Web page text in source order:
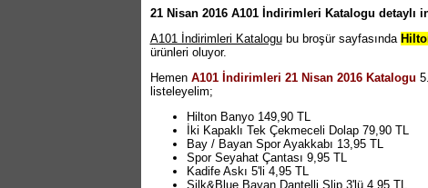
21 Nisan 2016 A101 İndirimleri Katalogu detaylı
A101 İndirimleri Katalogubu broşür sayfasında
ürünleri oluyor.
Hemen A101 İndirimleri 21 Nisan 2016 Katalogu
listeleyelim;
Hilton Banyo 149,90 TL
İki Kapaklı Tek Çekmeceli Dolap 79,90 TL
Bay / Bayan Spor Ayakkabı 13,95 TL
Spor Seyahat Çantası 9,95 TL
Kadife Askı 5'li 4,95 TL
Silk&Blue Bayan Dantelli Slip 3'lü 4,95 TL